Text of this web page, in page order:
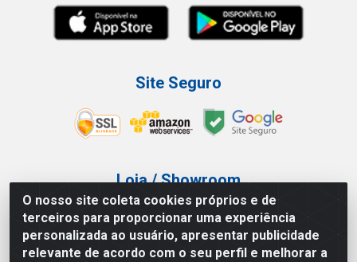
O nosso site coleta cookies próprios e de
terceiros para proporcionar uma experiência
personalizada ao usuário, apresentar publicidade
relevante de acordo com o seu perfil e melhorar a
Site Seguro
Loja / Showroom
Tel.: (11) 3227-0546
Av Vautier, 587/597 - Pari - São Paulo/SP